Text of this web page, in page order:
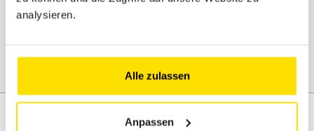
analysieren.
Alle zulassen
Anpassen
Geschäftsbedingungen von ACL.